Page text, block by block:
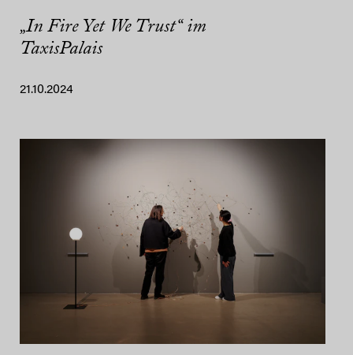
„In Fire Yet We Trust“ im
TaxisPalais
21.10.2024